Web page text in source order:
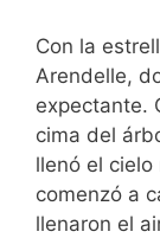
Con la
Arendelle,
expectante.
cima del
llenó el
comenzó a
llenaron el